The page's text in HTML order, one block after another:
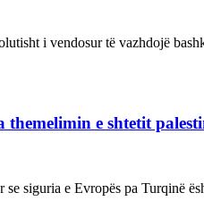
i vendosur të vazhdojë
e shtetit
siguria e Evropës pa Turqinë